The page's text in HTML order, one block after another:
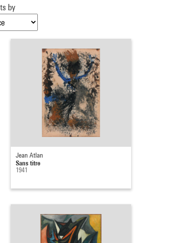
by
Jean Atlan
Sans titre
1941